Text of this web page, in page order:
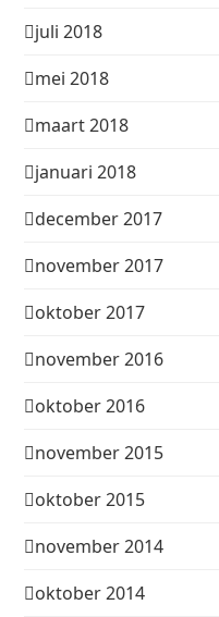
juli 2018
mei 2018
maart 2018
januari 2018
december 2017
november 2017
oktober 2017
november 2016
oktober 2016
november 2015
oktober 2015
november 2014
oktober 2014